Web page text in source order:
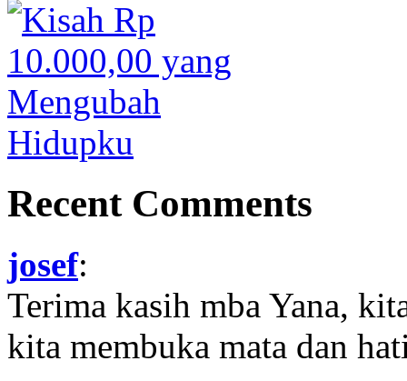
Recent Comments
josef:
Terima kasih mba Yana,
kita membuka mata dan